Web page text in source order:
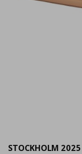
STOCKHOLM 2025